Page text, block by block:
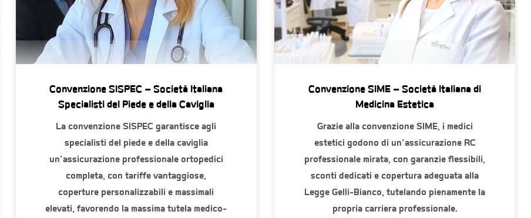
Convenzione SISPEC – Società Italiana
Specialisti del Piede e della Caviglia
La convenzione SISPEC garantisce agli
specialisti del piede e della caviglia
un’assicurazione professionale ortopedici
completa, con tariffe vantaggiose,
coperture personalizzabili e massimali
elevati, favorendo la massima tutela medico-
Convenzione SIME – Società Italiana di
Medicina Estetica
Grazie alla convenzione SIME, i medici
estetici godono di un’assicurazione RC
professionale mirata, con garanzie flessibili,
sconti dedicati e copertura adeguata alla
Legge Gelli-Bianco, tutelando pienamente la
propria carriera professionale.